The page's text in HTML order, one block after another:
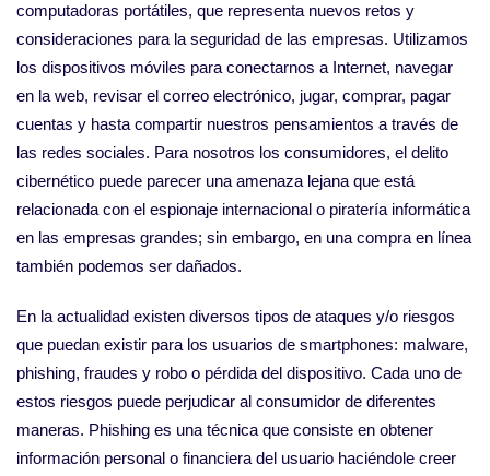
computadoras portátiles, que representa nuevos retos y
consideraciones para la seguridad de las empresas. Utilizamos
los dispositivos móviles para conectarnos a Internet, navegar
en la web, revisar el correo electrónico, jugar, comprar, pagar
cuentas y hasta compartir nuestros pensamientos a través de
las redes sociales. Para nosotros los consumidores, el delito
cibernético puede parecer una amenaza lejana que está
relacionada con el espionaje internacional o piratería informática
en las empresas grandes; sin embargo, en una compra en línea
también podemos ser dañados.
En la actualidad existen diversos tipos de ataques y/o riesgos
que puedan existir para los usuarios de smartphones: malware,
phishing, fraudes y robo o pérdida del dispositivo. Cada uno de
estos riesgos puede perjudicar al consumidor de diferentes
maneras. Phishing es una técnica que consiste en obtener
información personal o financiera del usuario haciéndole creer